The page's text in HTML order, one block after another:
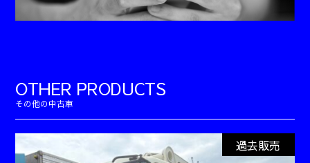
OTHER PRODUCTS
過去販売